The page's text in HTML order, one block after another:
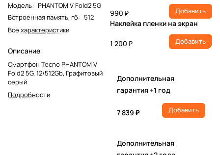
Модель: PHANTOM V Fold2 5G
Встроенная память, гб: 512
Все характеристики
Описание
Смартфон Tecno PHANTOM V
Fold2 5G, 12/512Gb, Графитовый
серый
Подробности
990 ₽
Добавить
Наклейка пленки на экран
1 200 ₽ Добавить
Дополнительная
гарантия +1 год
7 839 ₽ Добавить
Дополнительная